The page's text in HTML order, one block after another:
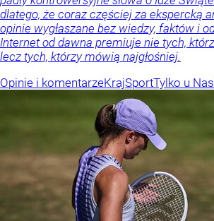
dlatego, że coraz częściej za ekspercką
opinie wygłaszane bez wiedzy, faktów i
Internet od dawna premiuje nie tych,
lecz tych, którzy mówią najgłośniej.
Opinie i komentarzeKrajSportTylko u Nas